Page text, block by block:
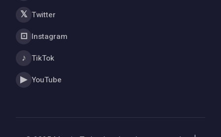
𝕏 Twitter
⊡ Instagram
♪ TikTok
▶ YouTube